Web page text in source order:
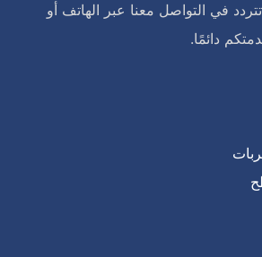
في التواصل معنا عبر الهاتف أو
دائمًا.